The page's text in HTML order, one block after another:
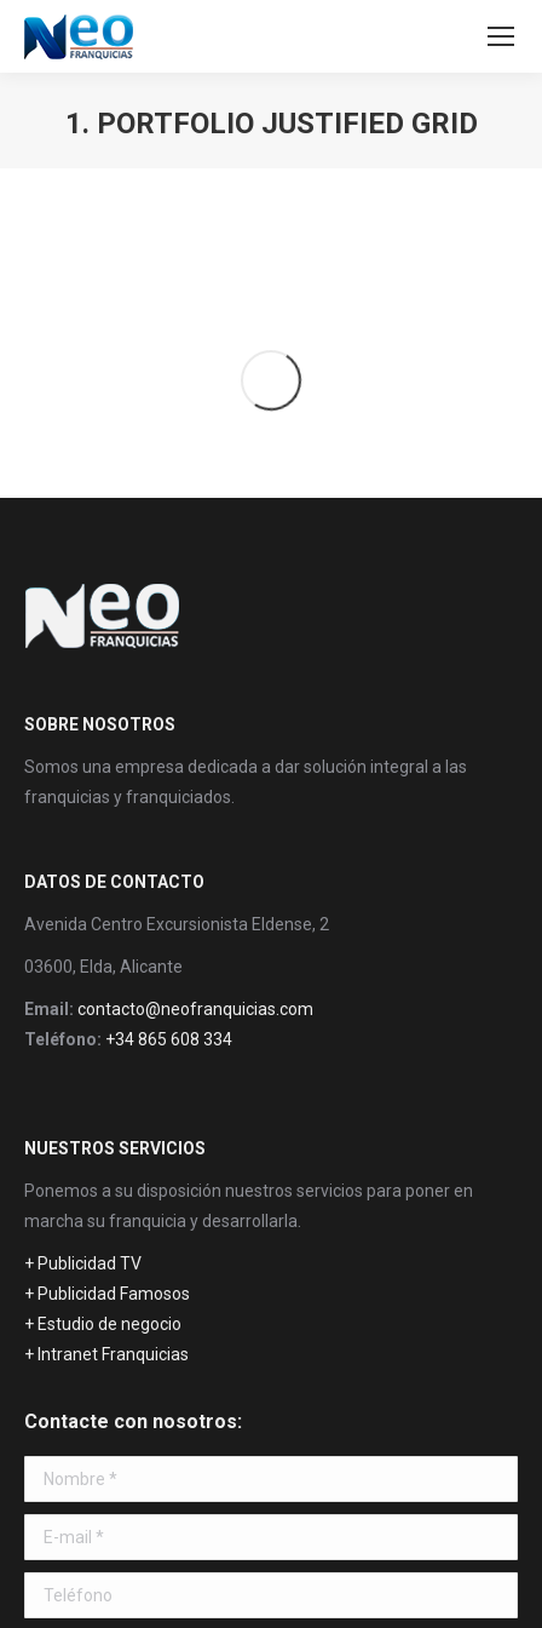
1. PORTFOLIO JUSTIFIED GRID
SOBRE NOSOTROS
Somos una empresa dedicada a dar solución integral a las
franquicias y franquiciados.
DATOS DE CONTACTO
Avenida Centro Excursionista Eldense, 2
03600, Elda, Alicante
Email: contacto@neofranquicias.com
Teléfono: +34 865 608 334
NUESTROS SERVICIOS
Ponemos a su disposición nuestros servicios para poner en
marcha su franquicia y desarrollarla.
+ Publicidad TV
+ Publicidad Famosos
+ Estudio de negocio
+ Intranet Franquicias
Contacte con nosotros:
Nombre *
E-mail *
Teléfono